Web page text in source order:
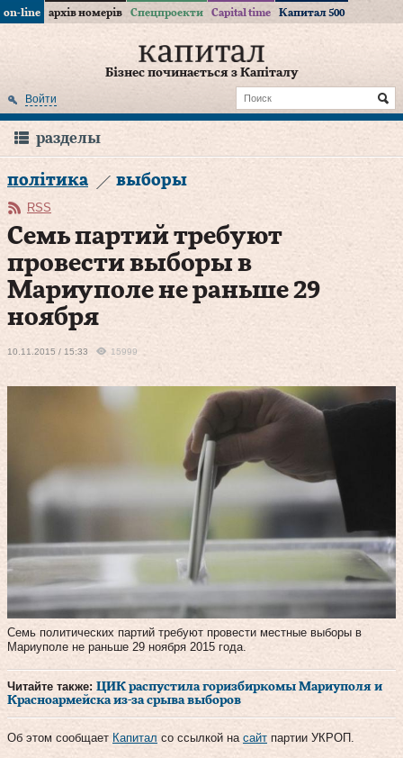
on-line архів номерів Спецпроекти Capital time Капитал 500
Бізнес починається з Капіталу
Войти
разделы
політика выборы
RSS
Семь партий требуют
провести выборы в
Мариуполе не раньше 29
ноября
10.11.2015 / 15:33 15999
Семь политических партий требуют провести местные выборы в
Мариуполе не раньше 29 ноября 2015 года.
Читайте также: ЦИК распустила горизбиркомы Мариуполя и
Красноармейска из-за срыва выборов
Об этом сообщает Капитал со ссылкой на сайт партии УКРОП.